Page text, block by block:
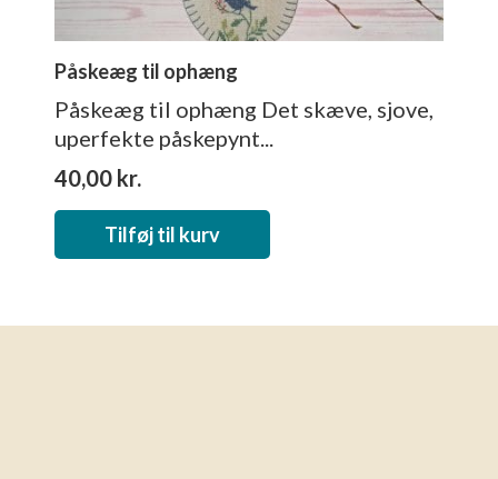
Påskeæg til ophæng
Påskeæg til ophæng Det skæve, sjove,
uperfekte påskepynt...
40,00 kr.
Tilføj til kurv